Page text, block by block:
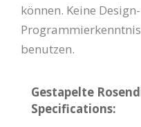
können. Keine
benutzen.
Gestapelte
Specifications: